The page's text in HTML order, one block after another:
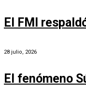
El FMI
28 julio, 2026
El fenómeno